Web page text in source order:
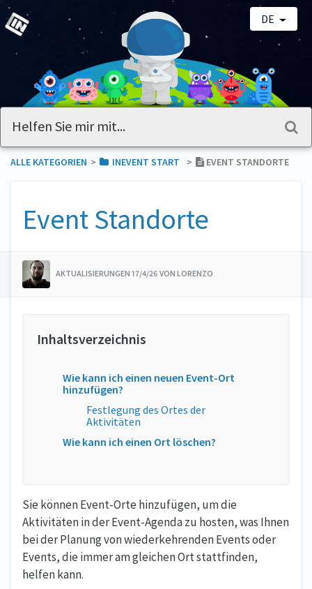
DE
ALLE KATEGORIEN ​>​ ​INEVENT START ​>​ EVENT STANDORTE
Event Standorte
AKTUALISIERUNGEN 17/4/26 VON LORENZO
Wie kann ich einen neuen Event-Ort
hinzufügen?
Festlegung des Ortes der
Aktivitäten
Wie kann ich einen Ort löschen?
Sie können Event-Orte hinzufügen, um die
Aktivitäten in der Event-Agenda zu hosten, was Ihnen
bei der Planung von wiederkehrenden Events oder
Events, die immer am gleichen Ort stattfinden,
helfen kann.